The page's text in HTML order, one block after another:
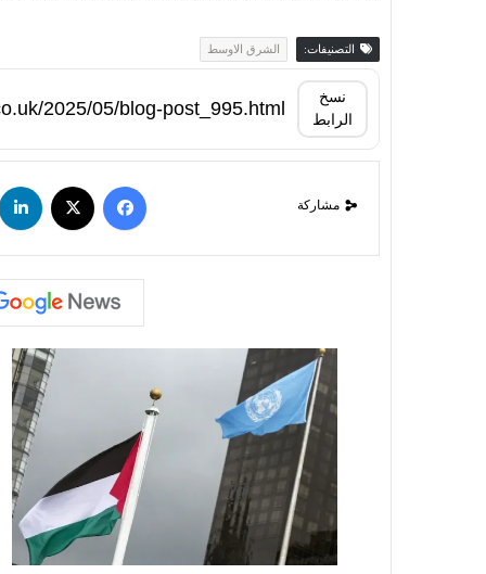
التصنيفات: الشرق الاوسط
نسخ
الرابط
مشاركة